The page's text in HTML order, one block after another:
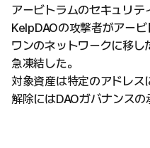
アービトラムのセキュリテ
KelpDAOの攻撃者がアービ
ワンのネットワークに移
急凍結した。
対象資産は特定のアドレス
解除にはDAOガバナンスの